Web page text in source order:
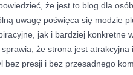
że jest to blog dla
uwagę poświęca się modzie
jak i bardziej konkretne
sprawia, że strona jest
bez presji i bez przesadnego